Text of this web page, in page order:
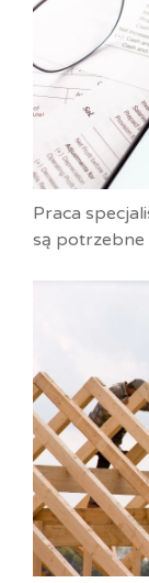
Praca
są potrzebne